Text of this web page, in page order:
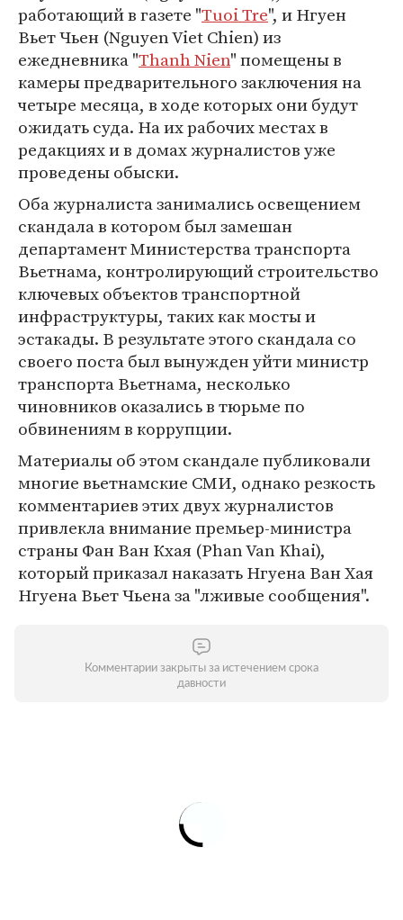
работающий в газете "Tuoi Tre", и Нгуен
Вьет Чьен (Nguyen Viet Chien) из
ежедневника "Thanh Nien" помещены в
камеры предварительного заключения на
четыре месяца, в ходе которых они будут
ожидать суда. На их рабочих местах в
редакциях и в домах журналистов уже
проведены обыски.
Оба журналиста занимались освещением
скандала в котором был замешан
департамент Министерства транспорта
Вьетнама, контролирующий строительство
ключевых объектов транспортной
инфраструктуры, таких как мосты и
эстакады. В результате этого скандала со
своего поста был вынужден уйти министр
транспорта Вьетнама, несколько
чиновников оказались в тюрьме по
обвинениям в коррупции.
Материалы об этом скандале публиковали
многие вьетнамские СМИ, однако резкость
комментариев этих двух журналистов
привлекла внимание премьер-министра
страны Фан Ван Кхая (Phan Van Khai),
который приказал наказать Нгуена Ван Хая
Нгуена Вьет Чьена за "лживые сообщения".
Комментарии закрыты за истечением срока
давности